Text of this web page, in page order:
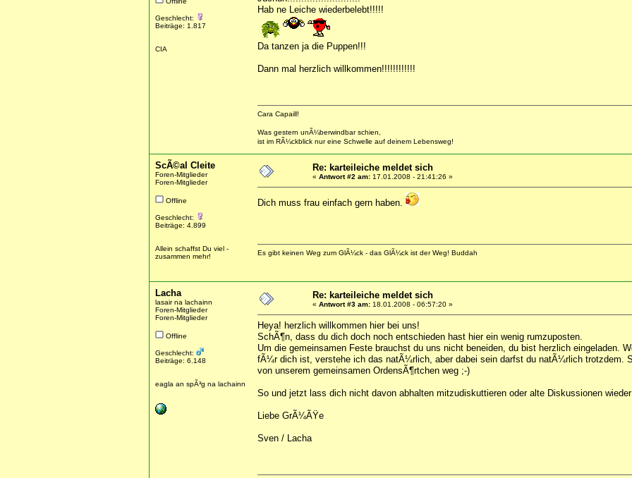
Geschlecht:
Beiträge: 1.817
CIA
Hab ne Leiche wiederbelebt!!!!!
Da tanzen ja die Puppen!!!
Dann mal herzlich willkommen!!!!!!!!!!!!
Cara Capaill!
Was gestern unÃ¼berwindbar schien,
ist im RÃ¼ckblick nur eine Schwelle auf deinem Lebensweg!
ScÃ©al Cleite
Foren-Mitglieder
Foren-Mitglieder
Offline
Geschlecht:
Beiträge: 4.899
Allein schaffst Du viel -
zusammen mehr!
Re: karteileiche meldet sich
« Antwort #2 am: 17.01.2008 - 21:41:26 »
Dich muss frau einfach gern haben.
Es gibt keinen Weg zum GlÃ¼ck - das GlÃ¼ck ist der Weg! Buddah
Lacha
lasair na lachainn
Foren-Mitglieder
Foren-Mitglieder
Offline
Geschlecht:
Beiträge: 6.148
eagla an spÃ³g na lachainn
Re: karteileiche meldet sich
« Antwort #3 am: 18.01.2008 - 06:57:20 »
Heya! herzlich willkommen hier bei uns!
SchÃ¶n, dass du dich doch noch entschieden hast hier ein wenig rumzuposten.
Um die gemeinsamen Feste brauchst du uns nicht beneiden, du bist herzlich eingeladen.
fÃ¼r dich ist, verstehe ich das natÃ¼rlich, aber dabei sein darfst du natÃ¼rlich trotzdem.
von unserem gemeinsamen OrdensÃ¶rtchen weg ;-)
So und jetzt lass dich nicht davon abhalten mitzudiskuttieren oder alte Diskussionen
Liebe GrÃ¼ÃŸe
Sven / Lacha